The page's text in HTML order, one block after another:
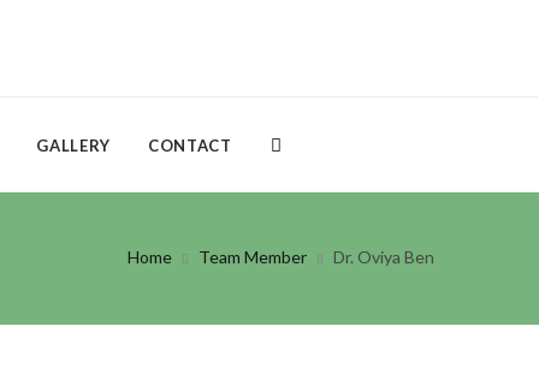
GALLERY CONTACT
Home Team Member Dr. Oviya Ben